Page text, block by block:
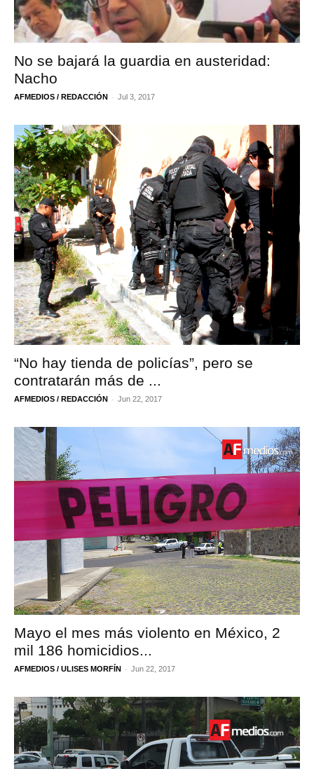
No se bajará la guardia en austeridad:
Nacho
AFMEDIOS / REDACCIÓN - Jul 3, 2017
“No hay tienda de policías”, pero se
contratarán más de ...
AFMEDIOS / REDACCIÓN - Jun 22, 2017
Mayo el mes más violento en México, 2
mil 186 homicidios...
AFMEDIOS / ULISES MORFÍN - Jun 22, 2017